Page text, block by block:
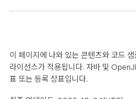
이 페이지에 나와 있는 콘텐츠와 코드 샘
라이선스가 적용됩니다. 자바 및
표 또는 등록 상표입니다.